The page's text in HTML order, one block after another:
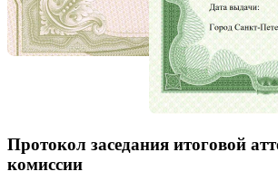
Протокол заседания итоговой
комиссии